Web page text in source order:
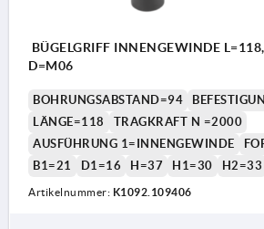
BÜGELGRIFF INNENGEWINDE
D=M06
BOHRUNGSABSTAND=94
LÄNGE=118
TRAGKRAFT N =2000
AUSFÜHRUNG 1=INNENGEWINDE
B1=21
D1=16 H=37 H1=30 H2=33
Artikelnummer: K1092.109406